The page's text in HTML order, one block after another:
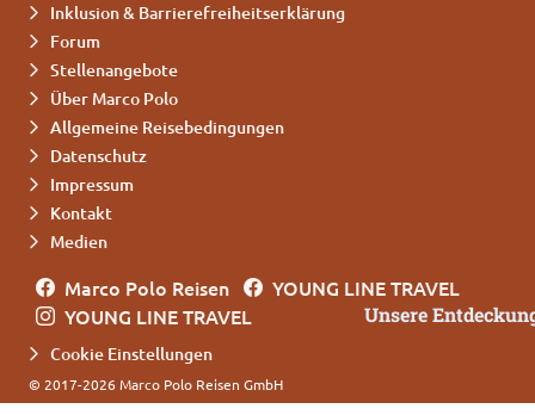
Inklusion & Barrierefreiheitserklärung
Forum
Stellenangebote
Über Marco Polo
Allgemeine Reisebedingungen
Datenschutz
Impressum
Kontakt
Medien
Marco Polo Reisen
YOUNG LINE TRAVEL
YOUNG LINE TRAVEL
Unsere
© 2017-2026 Marco Polo Reisen GmbH
Cookie Einstellungen